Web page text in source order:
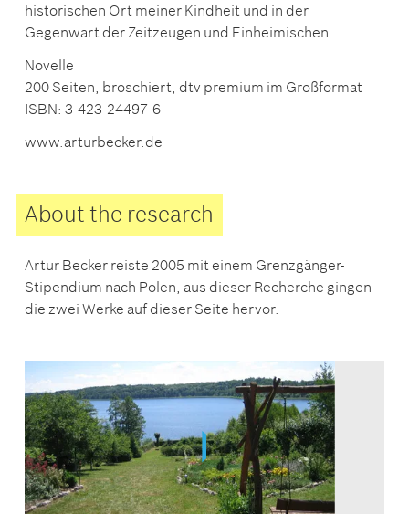
historischen Ort meiner Kindheit und in der
Gegenwart der Zeitzeugen und Einheimischen.
Novelle
200 Seiten, broschiert, dtv premium im Großformat
ISBN: 3-423-24497-6
www.arturbecker.de
About the research
Artur Becker reiste 2005 mit einem Grenzgänger-
Stipendium nach Polen, aus dieser Recherche gingen
die zwei Werke auf dieser Seite hervor.